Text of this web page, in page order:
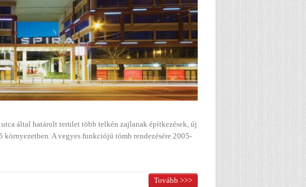
által határolt terület több telkén zajlanak építkezések, új
A vegyes funkciójú tömb rendezésére 2005-
Tovább >>>